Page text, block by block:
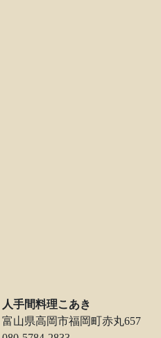
人手間料理こあき
富山県高岡市福岡町赤丸657